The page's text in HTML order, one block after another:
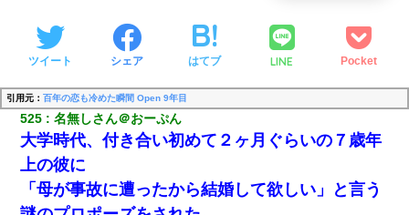
ツイート シェア はてブ LINE Pocket
引用元： 百年の恋も冷めた瞬間 Open 9年目
525 名無しさん＠おーぷん
大学時代、付き合い初めて２ヶ月ぐらいの７歳年
上の彼に
「母が事故に遭ったから結婚して欲しい」と言う